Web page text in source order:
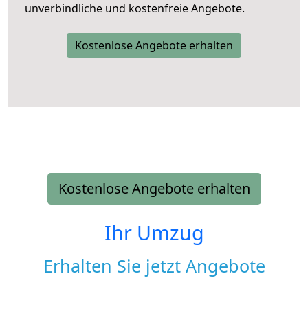
unverbindliche und kostenfreie Angebote.
Kostenlose Angebote erhalten
Kostenlose Angebote erhalten
Ihr Umzug
Erhalten Sie jetzt Angebote